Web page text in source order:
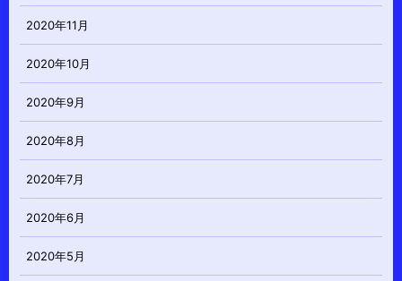
2020年11月
2020年10月
2020年9月
2020年8月
2020年7月
2020年6月
2020年5月